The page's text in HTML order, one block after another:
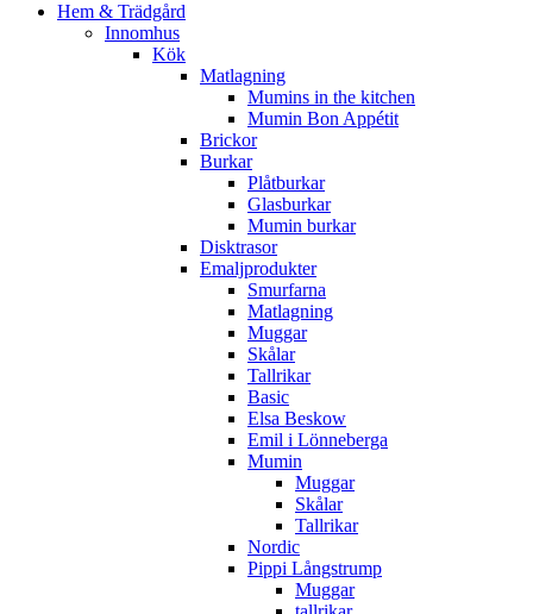
Hem & Trädgård
Innomhus
Kök
Matlagning
Mumins in the kitchen
Mumin Bon Appétit
Brickor
Burkar
Plåtburkar
Glasburkar
Mumin burkar
Disktrasor
Emaljprodukter
Smurfarna
Matlagning
Muggar
Skålar
Tallrikar
Basic
Elsa Beskow
Emil i Lönneberga
Mumin
Muggar
Skålar
Tallrikar
Nordic
Pippi Långstrump
Muggar